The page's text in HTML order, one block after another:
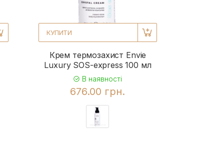
КУПИТИ
Крем термозахист Envie
Luxury SOS-express 100 мл
В наявності
676.00 грн.